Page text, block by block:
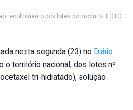
recolhimento dos lotes do produto | FOTO:
nesta segunda (23) no Diário
o território nacional, dos lotes nº
tri-hidratado), solução